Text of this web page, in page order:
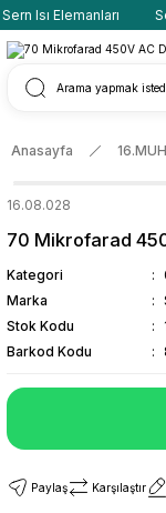
Isı Elemanları
Anasayfa
16.08.028
70 Mikrofarad
Kategori
Marka
Stok Kodu
Barkod Kodu
Paylaş Karşılaştır